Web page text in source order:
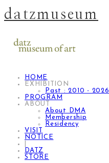
datzmuseum
HOME
EXHIBITION
Past : 2010 - 2026
PROGRAM
ABOUT
About DMA
Membership
Residency
VISIT
NOTICE
DATZ
STORE